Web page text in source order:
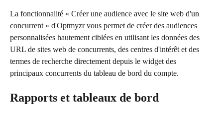
La fonctionnalité « Créer une audience avec le site web d'un
concurrent » d'Optmyzr vous permet de créer des audiences
personnalisées hautement ciblées en utilisant les données des
URL de sites web de concurrents, des centres d'intérêt et des
termes de recherche directement depuis le widget des
principaux concurrents du tableau de bord du compte.
Rapports et tableaux de bord